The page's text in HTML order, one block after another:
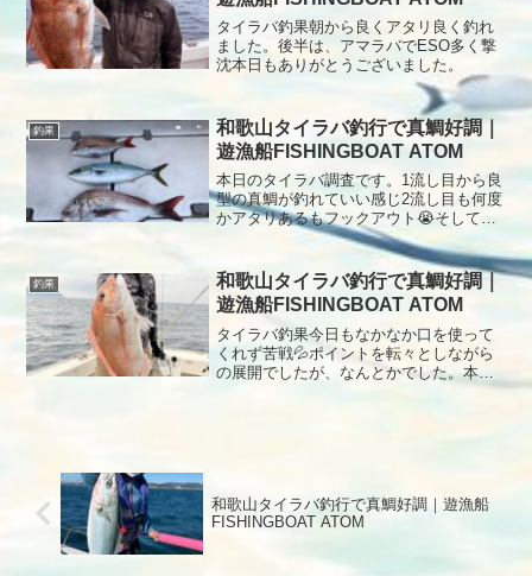
タイラバ釣果朝から良くアタリ良く釣れ
ました。後半は、アマラバでESO多く撃
沈本日もありがとうございました。
釣果
和歌山タイラバ釣行で真鯛好調｜
遊漁船FISHINGBOAT ATOM
本日のタイラバ調査です。1流し目から良
型の真鯛が釣れていい感じ2流し目も何度
かアタリあるもフックアウト😭そして短
い地合い終了10時まで頑張りましたが潮
もなくなったので終了加太の真鯛攻略チ
ャレンジャー求む本日もお疲れ様でし
た。
釣果
和歌山タイラバ釣行で真鯛好調｜
遊漁船FISHINGBOAT ATOM
タイラバ釣果今日もなかなか口を使って
くれず苦戦💦ポイントを転々としながら
の展開でしたが、なんとかでした。本日
和歌山タイラバ釣行で真鯛好調｜遊漁船
FISHINGBOAT ATOM